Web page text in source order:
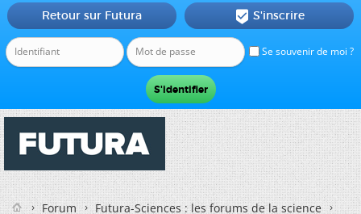
Se souvenir de moi ?
Retour sur Futura  S'inscrire
Forum
Futura-Sciences : les forums de la science